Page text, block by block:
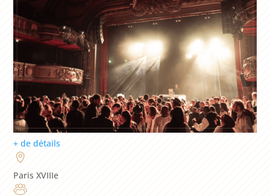
+ de détails
Paris XVIIIe